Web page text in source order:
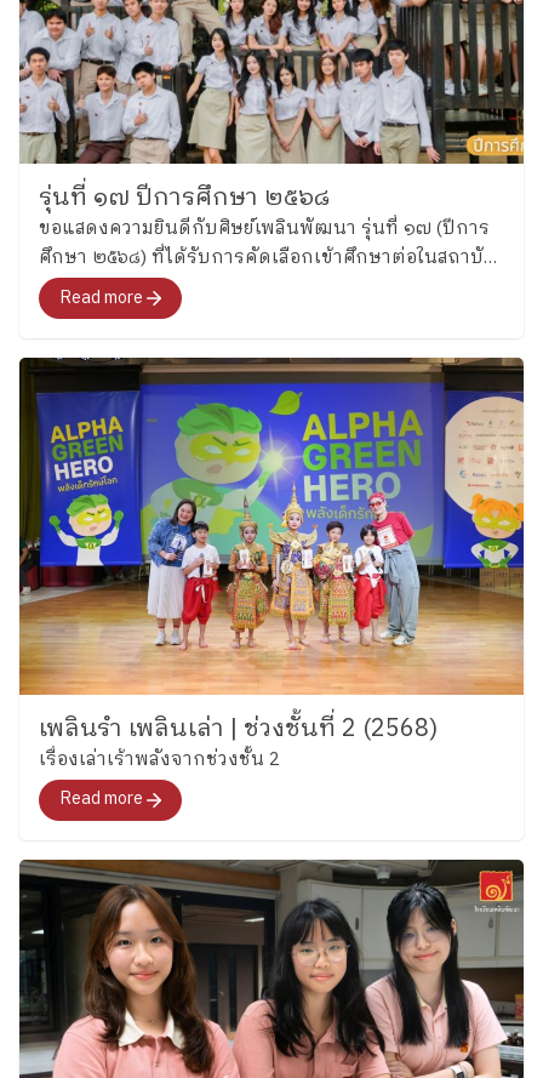
รุ่นที่ ๑๗ ปีการศึกษา ๒๕๖๘
ขอแสดงความยินดีกับศิษย์เพลินพัฒนา รุ่นที่ ๑๗ (ปีการ
ศึกษา ๒๕๖๘) ที่ได้รับการคัดเลือกเข้าศึกษาต่อในสถาบัน
อุดมศึกษา
Read more
เพลินรำ เพลินเล่า | ช่วงชั้นที่ 2 (2568)
เรื่องเล่าเร้าพลังจากช่วงชั้น 2
Read more